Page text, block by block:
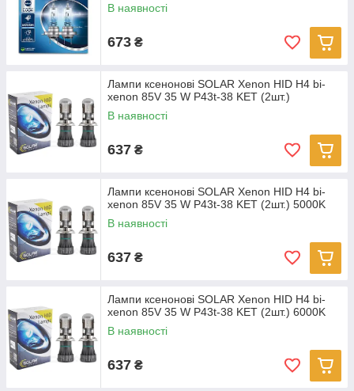
В наявності
673 ₴
Лампи ксенонові SOLAR Xenon HID H4 bi-
xenon 85V 35 W P43t-38 KET (2шт.)
В наявності
637 ₴
Лампи ксенонові SOLAR Xenon HID H4 bi-
xenon 85V 35 W P43t-38 KET (2шт.) 5000K
В наявності
637 ₴
Лампи ксенонові SOLAR Xenon HID H4 bi-
xenon 85V 35 W P43t-38 KET (2шт.) 6000K
В наявності
637 ₴